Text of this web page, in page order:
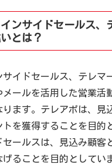
ンサイドセールス、
とは？
イドセールス、テレマ
メールを活用した営業活
ります。テレアポは、見
トを獲得することを目的
セールスは、見込み顧客
げることを目的としてい